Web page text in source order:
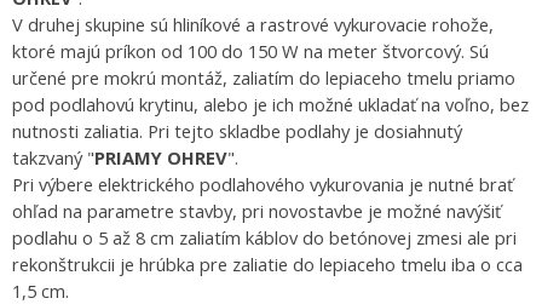
V druhej skupine sú hliníkové a rastrové vykurovacie rohože,
ktoré majú príkon od 100 do 150 W na meter štvorcový. Sú
určené pre mokrú montáž, zaliatím do lepiaceho tmelu priamo
pod podlahovú krytinu, alebo je ich možné ukladať na voľno, bez
nutnosti zaliatia. Pri tejto skladbe podlahy je dosiahnutý
takzvaný "PRIAMY OHREV".
Pri výbere elektrického podlahového vykurovania je nutné brať
ohľad na parametre stavby, pri novostavbe je možné navýšiť
podlahu o 5 až 8 cm zaliatím káblov do betónovej zmesi ale pri
rekonštrukcii je hrúbka pre zaliatie do lepiaceho tmelu iba o cca
1,5 cm.